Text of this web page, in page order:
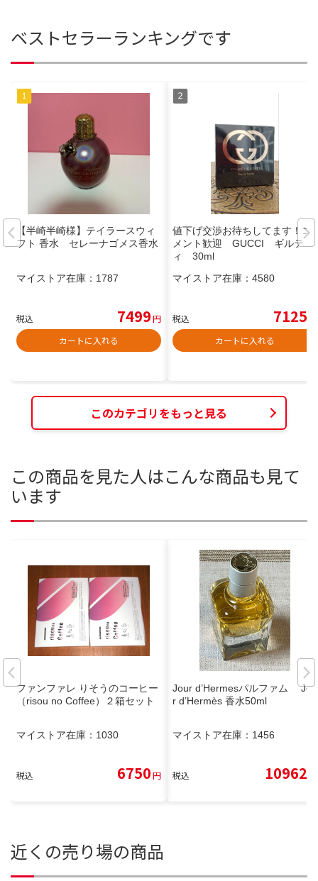
ベストセラーランキングです
【半崎半崎様】テイラースウィ
フト 香水 セレーナゴメス香水
マイストア在庫： 1787
税込 7499円
カートに入れる
値下げ交渉お待ちしてます！コ
メント歓迎 GUCCI ギルテ
ィ 30ml
マイストア在庫： 4580
税込 7125
カートに入れる
このカテゴリをもっと見る
この商品を見た人はこんな商品も見て
います
ファンファレ りそうのコーヒー
（risou no Coffee）２箱セット
マイストア在庫： 1030
税込 6750円
Jour d’Hermesパルファム Jou
r d’Hermès 香水50ml
マイストア在庫： 1456
税込 10962
近くの売り場の商品